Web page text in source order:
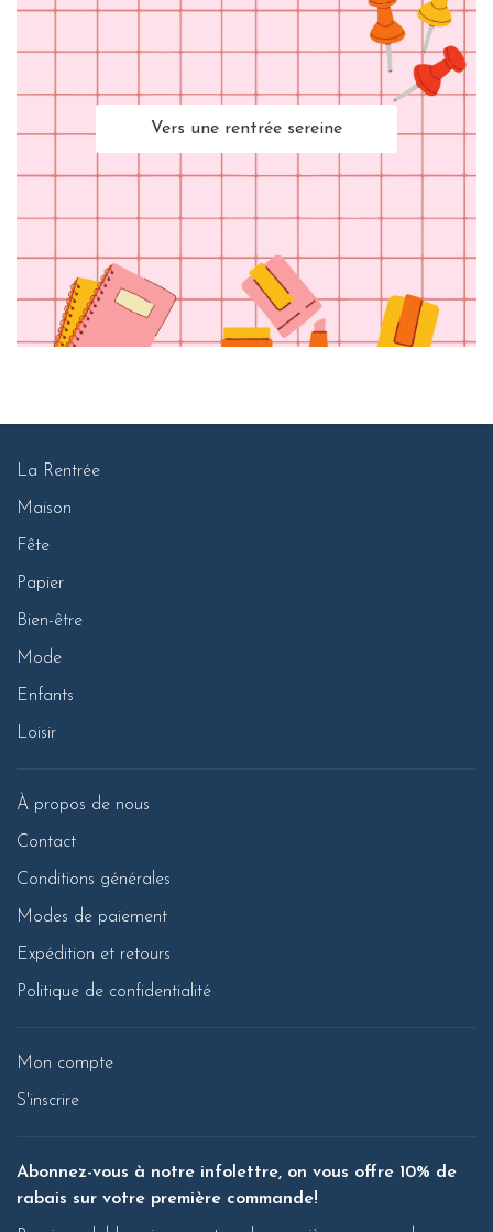
Vers une rentrée sereine
La Rentrée
Maison
Fête
Papier
Bien-être
Mode
Enfants
Loisir
À propos de nous
Contact
Conditions générales
Modes de paiement
Expédition et retours
Politique de confidentialité
Mon compte
S'inscrire
Abonnez-vous à notre infolettre, on vous offre 10% de
rabais sur votre première commande!